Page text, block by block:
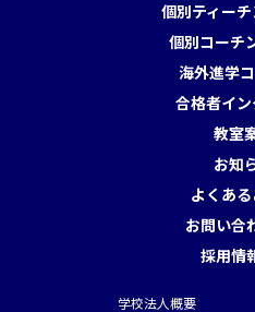
合格者イ
教室
個別ティー
個別コーチ
海外進学
お知
よくあ
お問い合
採用情
学校法人概要